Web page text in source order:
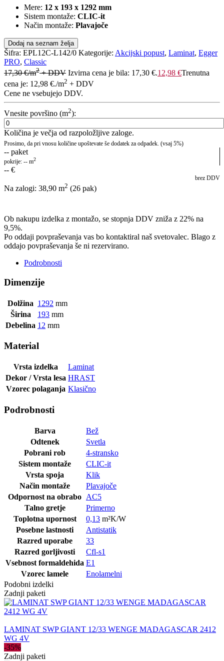
Mere: 12 x 193 x 1292 mm
Sistem montaže: CLIC-it
Način montaže: Plavajoče
Dodaj na seznam želja
Šifra: EPL12C-L142/0 Kategorije: Akcijski popust, Laminat, Egger
PRO, Classic
17,30€/m2+ DDV Izvirna cena je bila: 17,30 €.12,98 €Trenutna
cena je: 12,98 €./m2 + DDV
Cene ne vsebujejo DDV.
Vnesite površino (m2):
Količina je večja od razpoložljive zaloge.
Prosimo, da pri vnosu količine upoštevate še dodatek za odpadek. (vsaj 5%)
-- paket
pokrije: -- m2
-- €
brez DDV
Na zalogi: 38,90 m2 (26 pak)
Ob nakupu izdelka z montažo, se stopnja DDV zniža z 22% na
9,5%.
Po oddaji povpraševanja vas bo kontaktiral naš svetovalec. Blago z
oddajo povpraševanja še ni rezervirano.
Podrobnosti
Dimenzije
Dolžina 1292 mm
Širina
193 mm
Debelina 12 mm
Material
Vrsta izdelka
Laminat
Dekor / Vrsta lesa HRAST
Vzorec polaganja Klasično
Podrobnosti
Barva
Bež
Odtenek
Svetla
Pobrani rob
4-stransko
Sistem montaže
CLIC-it
Vrsta spoja
Klik
Način montaže
Plavajoče
Odpornost na obrabo AC5
Talno gretje
Primerno
Toplotna upornost
0,13 m²K/W
Posebne lastnosti
Antistatik
Razred uporabe
33
Razred gorljivosti
Cfl-s1
Vsebnost formaldehida E1
Vzorec lamele
Enolamelni
Podobni izdelki
Zadnji paketi
LAMINAT SWP GIANT 12/33 WENGE MADAGASCAR 2412
WG 4V
-35%
Zadnji paketi